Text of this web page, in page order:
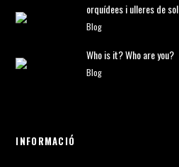
orquídees i ulleres de sol
Blog
Who is it? Who are you?
Blog
INFORMACIÓ